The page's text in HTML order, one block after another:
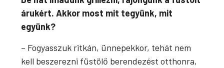
árukért. Akkor most mit tegyünk, mit
együnk?
– Fogyasszuk ritkán, ünnepekkor, tehát nem
kell beszerezni füstölő berendezést otthonra,